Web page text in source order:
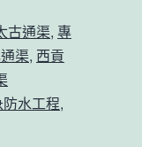
古通渠, 專
渠, 西貢
水工程,